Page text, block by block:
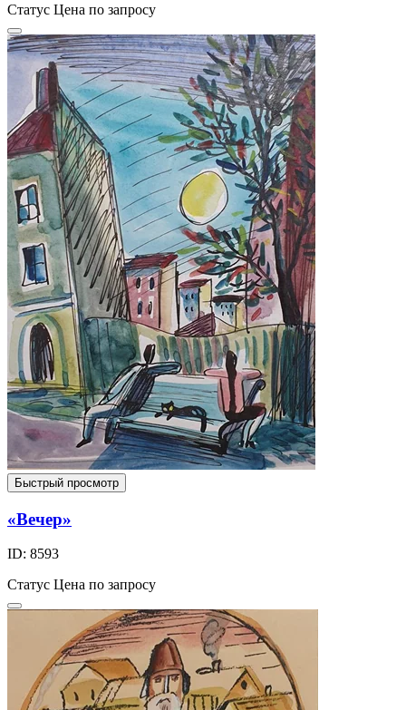
Статус Цена по запросу
Быстрый просмотр
«Вечер»
ID: 8593
Статус Цена по запросу